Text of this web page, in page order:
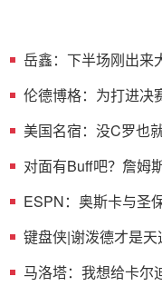
岳鑫：下半场刚出来
伦德博格：为打进决
美国名宿：没C罗也
对面有Buff吧？詹姆
ESPN：奥斯卡与圣
键盘侠|谢泼德才是
马洛塔：我想给卡尔